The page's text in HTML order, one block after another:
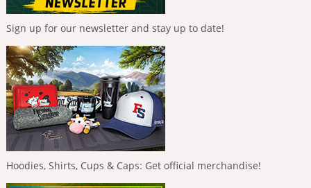
Sign up for our newsletter and stay up to date!
Hoodies, Shirts, Cups & Caps: Get official merchandise!